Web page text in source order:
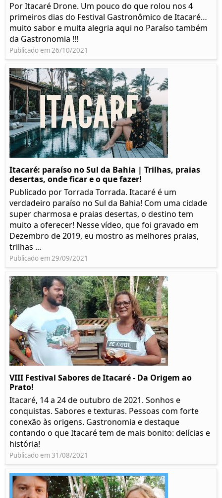
Por Itacaré Drone. Um pouco do que rolou nos 4
primeiros dias do Festival Gastronômico de Itacaré…
muito sabor e muita alegria aqui no Paraíso também
da Gastronomia !!!
Publicado em 26/10/2021
Itacaré: paraíso no Sul da Bahia | Trilhas, praias
desertas, onde ficar e o que fazer!
Publicado por Torrada Torrada. Itacaré é um
verdadeiro paraíso no Sul da Bahia! Com uma cidade
super charmosa e praias desertas, o destino tem
muito a oferecer! Nesse vídeo, que foi gravado em
Dezembro de 2019, eu mostro as melhores praias,
trilhas ...
Publicado em 29/09/2021
VIII Festival Sabores de Itacaré - Da Origem ao
Prato!
Itacaré, 14 a 24 de outubro de 2021. Sonhos e
conquistas. Sabores e texturas. Pessoas com forte
conexão às origens. Gastronomia e destaque
contando o que Itacaré tem de mais bonito: delícias e
história!
Publicado em 31/08/2021